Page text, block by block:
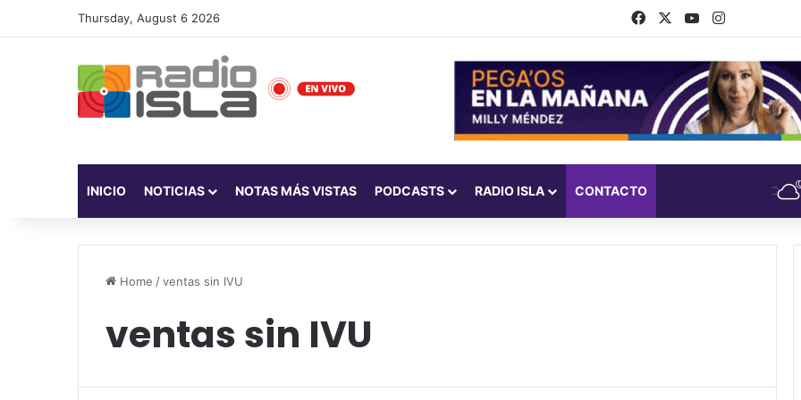
Thursday, August 6 2026 FacebookYouTubeInstagram
INICIO NOTICIAS NOTAS MÁS VISTAS PODCASTS RADIO ISLA CONTACTO
Home /ventas sin IVU
ventas sin IVU